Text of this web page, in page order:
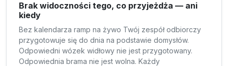
Brak widoczności tego, co przyjeżdża — ani
kiedy
Bez kalendarza ramp na żywo Twój zespół odbiorczy
przygotowuje się do dnia na podstawie domysłów.
Odpowiedni wózek widłowy nie jest przygotowany.
Odpowiednia brama nie jest wolna. Każdy